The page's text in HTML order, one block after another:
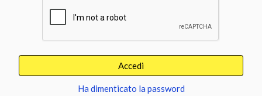
Ha dimenticato la password